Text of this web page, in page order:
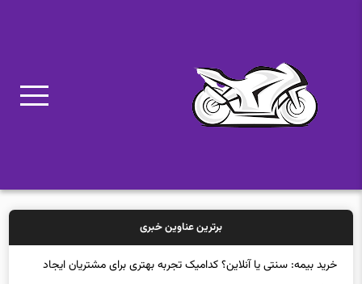
برترین عناوین خبری
خرید بیمه: سنتی یا آنلاین؟ کدامیک تجربه بهتری برای مشتریان ایجاد